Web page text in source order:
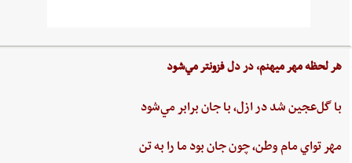
هر لحظه‌ مهر ميهنم،‌ در دل‌ فزونتر مي‌شود
با گل‌عجين‌ شد در ازل،‌ با جان‌ برابر مي‌شود
مهر تواي ‌مام ‌وطن،‌ چون‌ جان‌ بود ما را به‌ تن